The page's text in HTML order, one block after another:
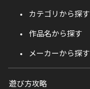
カテゴリから探す
作品名から探す
メーカーから探す
遊び方攻略